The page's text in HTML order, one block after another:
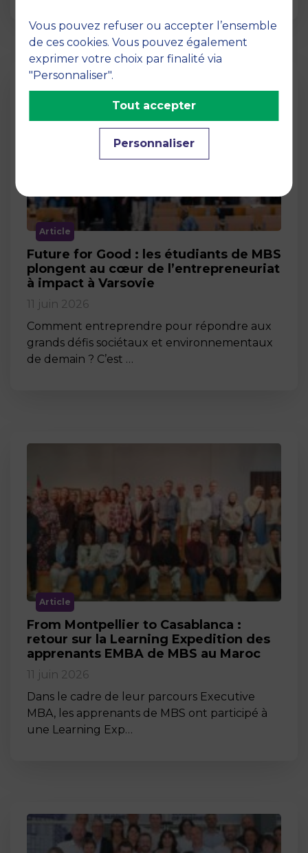
Article
Future for Good : les étudiants de MBS
plongent au cœur de l’entrepreneuriat
à impact à Varsovie
11 juin 2026
Comment entreprendre pour répondre aux
grands défis sociétaux et environnementaux
de demain ? C’est …
Article
From Montpellier to Casablanca :
retour sur la Learning Expedition des
apprenants EMBA de MBS au Maroc
11 juin 2026
Dans le cadre de leur parcours Executive
MBA, les apprenants de MBS ont participé à
une Learning Exp…
Vous pouvez refuser ou accepter l’ensemble
de ces cookies. Vous pouvez également
exprimer votre choix par finalité via
"Personnaliser".
Personnaliser
Tout accepter